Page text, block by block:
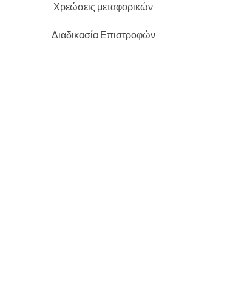
Χρεώσεις μεταφορικών
Διαδικασία Επιστροφών